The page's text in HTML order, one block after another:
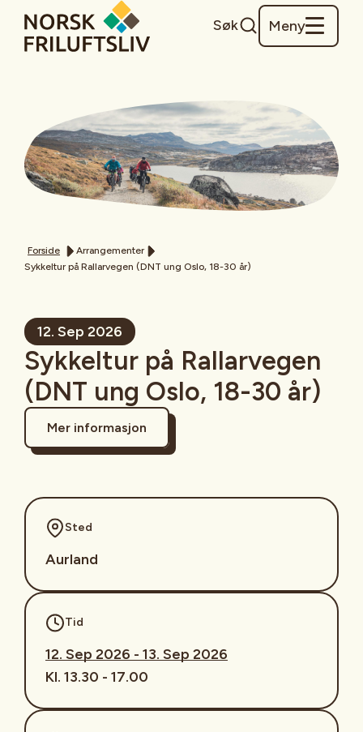
Søk Meny
Forside
Arrangementer
Sykkeltur på Rallarvegen (DNT ung Oslo, 18-30 år)
12. Sep 2026
Sykkeltur på Rallarvegen
(DNT ung Oslo, 18-30 år)
Mer informasjon
Sted
Aurland
Tid
12. Sep 2026 - 13. Sep 2026
Kl. 13.30 - 17.00